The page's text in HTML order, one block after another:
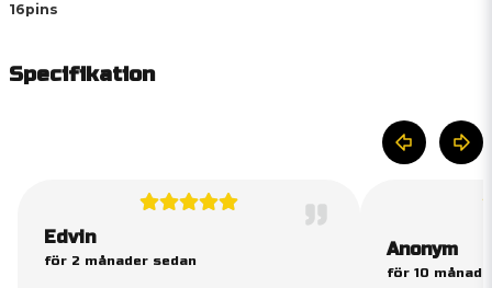
16pins
Specifikation
Edvin
för 2 månader sedan
Anonym
för 10